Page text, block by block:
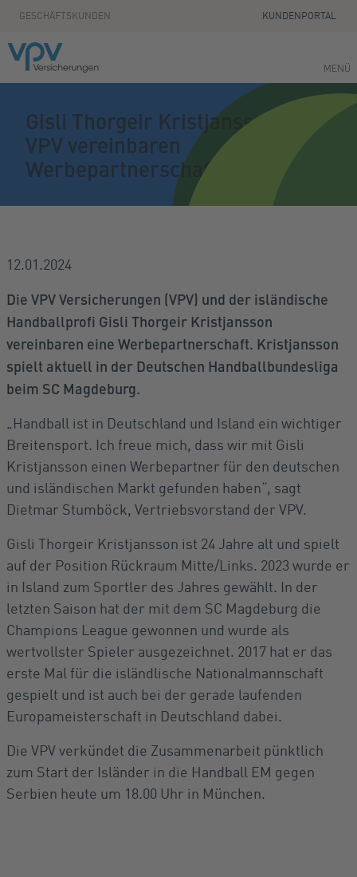
Zum Seiteninhalt springen
GESCHÄFTSKUNDEN KUNDENPORTAL
MENÜ
Gisli Thorgeir Kristjansson und
VPV vereinbaren
Werbepartnerschaft
12.01.2024
Die VPV Versicherungen (VPV) und der isländische
Handballprofi Gisli Thorgeir Kristjansson
vereinbaren eine Werbepartnerschaft. Kristjansson
spielt aktuell in der Deutschen Handballbundesliga
beim SC Magdeburg.
„Handball ist in Deutschland und Island ein wichtiger
Breitensport. Ich freue mich, dass wir mit Gisli
Kristjansson einen Werbepartner für den deutschen
und isländischen Markt gefunden haben“, sagt
Dietmar Stumböck, Vertriebsvorstand der VPV.
Gisli Thorgeir Kristjansson ist 24 Jahre alt und spielt
auf der Position Rückraum Mitte/Links. 2023 wurde er
in Island zum Sportler des Jahres gewählt. In der
letzten Saison hat der mit dem SC Magdeburg die
Champions League gewonnen und wurde als
wertvollster Spieler ausgezeichnet. 2017 hat er das
erste Mal für die isländlische Nationalmannschaft
gespielt und ist auch bei der gerade laufenden
Europameisterschaft in Deutschland dabei.
Die VPV verkündet die Zusammenarbeit pünktlich
zum Start der Isländer in die Handball EM gegen
Serbien heute um 18.00 Uhr in München.